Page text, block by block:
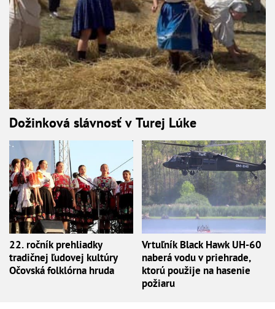
Dožinková slávnosť v Turej Lúke
22. ročník prehliadky
tradičnej ľudovej kultúry
Očovská folklórna hruda
Vrtuľník Black Hawk UH-60
naberá vodu v priehrade,
ktorú použije na hasenie
požiaru